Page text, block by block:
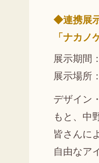
◆連携展
「ナカ
展示期間
展示場所
デザイン
もと、中
皆さんに
自由なア